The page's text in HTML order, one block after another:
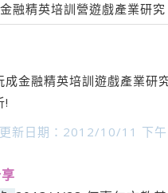
金融精英培訓營遊戲產業研究
成金融精英培訓遊戲產業研
!
更新日期：2012/10/11 下